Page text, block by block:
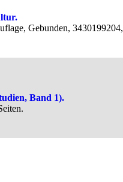
Gebunden,
Band 1).